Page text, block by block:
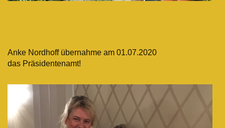
Anke Nordhoff übernahme am 01.07.2020
das Präsidentenamt!